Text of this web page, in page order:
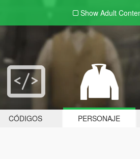
Show Adult
CÓDIGOS PERSONAJE